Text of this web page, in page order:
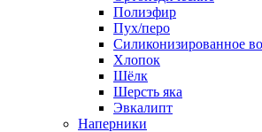
Полиэфир
Пух/перо
Силиконизированное
Хлопок
Шёлк
Шерсть яка
Эвкалипт
Наперники